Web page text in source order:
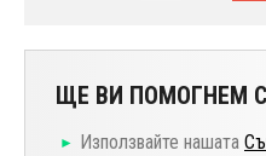
ЩЕ ВИ ПОМОГНЕМ
Използвайте нашата